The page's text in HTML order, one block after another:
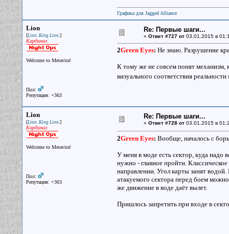
Графика для Jagged Alliance
Lion
[Lion. King Lion.]
Кардинал
Welcome to Metavira!
Пол:
Репутация: +363
Re: Первые шаги...
« Ответ #727 от03.01.2015 в
2Green Eyes: Не знаю. Разрушение
К тому же не совсем понят механизм,
визуального соответствия
Lion
[Lion. King Lion.]
Кардинал
Welcome to Metavira!
Пол:
Репутация: +363
Re: Первые шаги...
« Ответ #728 от03.01.2015 в
2Green Eyes: Вообще, началось с
У меня в моде есть сектор, куда надо
нужно - главное пройти.
направлении. Угол карты занят
атакуемого сектора перед боем
же движение в воде даёт вылет.
Пришлось запретить при входе в